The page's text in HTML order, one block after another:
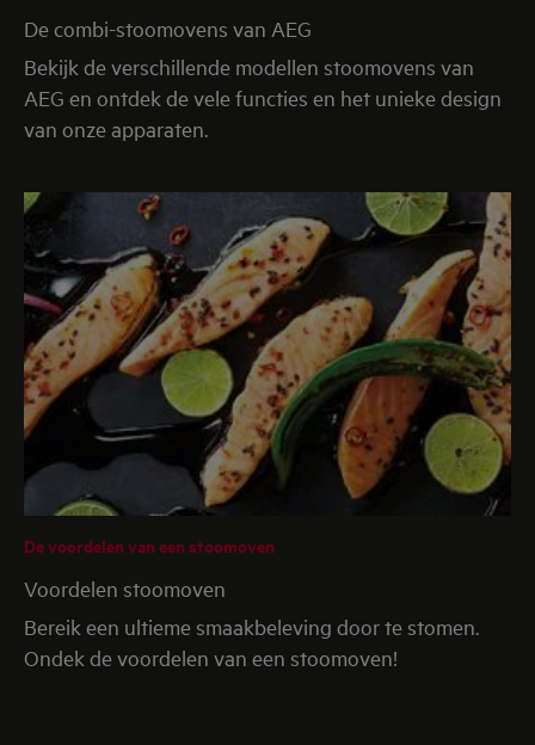
De combi-stoomovens van AEG
Bekijk de verschillende modellen stoomovens van
AEG en ontdek de vele functies en het unieke design
van onze apparaten.
De voordelen van een stoomoven
Voordelen stoomoven
Bereik een ultieme smaakbeleving door te stomen.
Ondek de voordelen van een stoomoven!